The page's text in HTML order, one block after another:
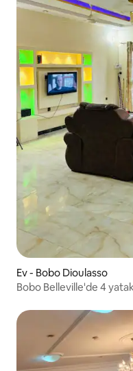
Ev - Bobo Dioulasso
Bobo Belleville'de 4